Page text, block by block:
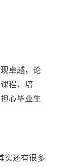
卓越，论
程、培
心毕业生
实还有很多